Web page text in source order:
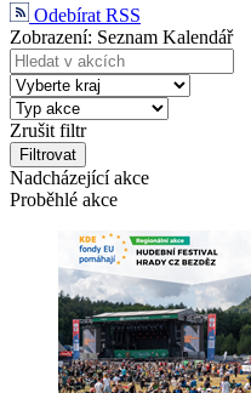
Odebírat RSS
Zobrazení: Seznam Kalendář
Zrušit filtr
Filtrovat
Nadcházející akce
Proběhlé akce